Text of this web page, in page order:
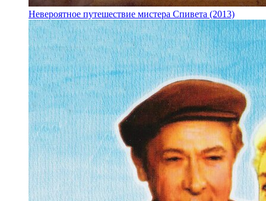
Невероятное путешествие мистера Спивета (2013)